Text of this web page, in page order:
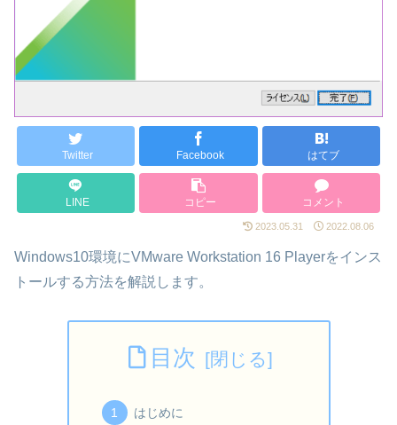
Twitter Facebook はてブ
LINE コピー コメント
2023.05.31 2022.08.06
Windows10環境にVMware Workstation 16 Playerをインス
トールする方法を解説します。
目次
はじめに